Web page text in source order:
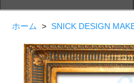
ホーム > SNICK DESIGN